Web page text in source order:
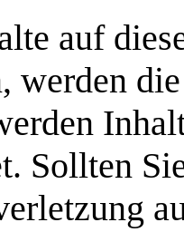
auf
werden
Sollten